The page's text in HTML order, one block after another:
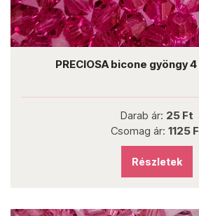
PRECIOSA bicone gyöngy
Darab ár: 25 Ft
Csomag ár: 1125
Részletek